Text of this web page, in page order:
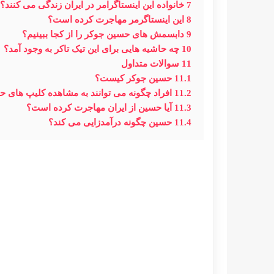
7 خانواده این اینستاگرامر در ایران زندگی می کنند؟
8 این اینستاگرمر مهاجرت کرده است؟
9 دابسمش های حسین جوکر را از کجا ببینیم؟
10 چه حاشیه هایی برای این تیک تاکر به وجود آمد؟
11 سوالات متداول
11.1 حسین جوکر کیست؟
11.2 افراد چگونه می توانند به مشاهده کلیپ های
11.3 آیا حسین از ایران مهاجرت کرده است؟
11.4 حسین چگونه درآمدزایی می کند؟